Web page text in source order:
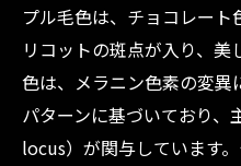
プル毛色は、チョコレー
リコットの斑点が入り、
色は、メラニン色素の変異
パターンに基づいており、
locus）が関与しています